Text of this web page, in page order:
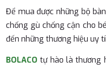
Để mua được những bộ
chống gù chống cận cho
đến những thương hiệu uy
BOLACO tự hào là thương